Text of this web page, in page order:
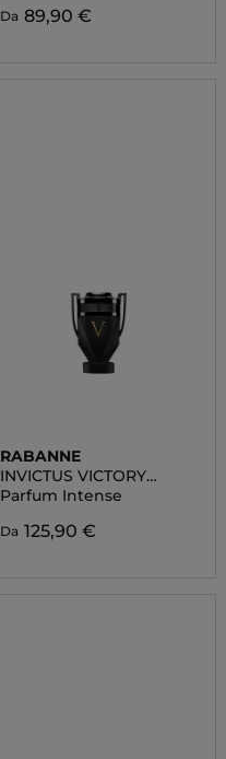
Da 89,90 €
RABANNE
INVICTUS VICTORY
ABSOLU
Parfum Intense
Da 125,90 €